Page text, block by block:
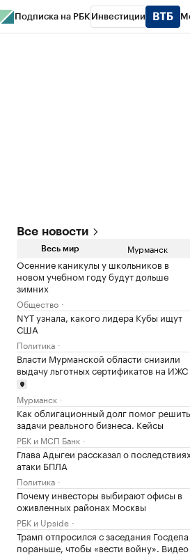
Подписка на РБК Инвестиции
Все новости
Весь мир Мурманск
Осенние каникулы у школьников в
новом учебном году будут дольше
зимних
Общество
NYT узнала, какого лидера Кубы ищут
США
Политика
Власти Мурманской области снизили
выдачу льготных сертификатов на ИЖС
Мурманск
Как облигационный долг помог решить
задачи реального бизнеса. Кейсы
РБК и МСП Банк
Глава Адыгеи рассказал о последствиях
атаки БПЛА
Политика
Почему инвесторы выбирают офисы в
оживленных районах Москвы
РБК и Upside
Трамп отпросился с заседания Госдепа
пораньше, чтобы «вести войну». Видео